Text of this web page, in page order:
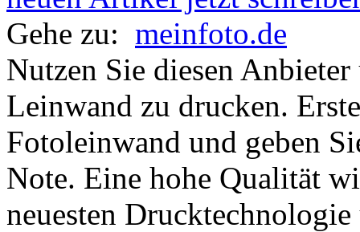
Gehe zu: meinfoto.de
Nutzen Sie diesen
Leinwand zu drucken.
Fotoleinwand und geben
Note. Eine hohe Qualität
neuesten